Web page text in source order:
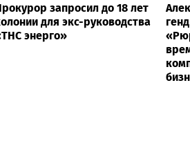
запросил до 18 лет
для экс-руководства
энерго»